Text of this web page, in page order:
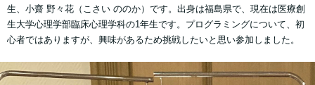
生、小齋 野々花（こさい ののか）です。出身は福島県で、現在は医療創
生大学心理学部臨床心理学科の1年生です。プログラミングについて、初
心者ではありますが、興味があるため挑戦したいと思い参加しました。